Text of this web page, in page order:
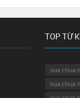
TOP TỪ
sua chua
sua chua